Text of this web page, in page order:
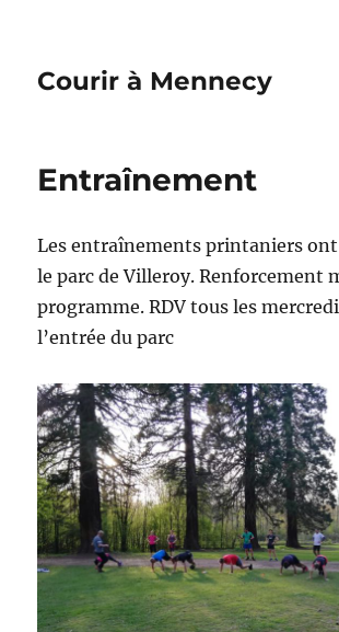
Courir à Mennecy
Entraînement
Les entraînements printaniers
le parc de Villeroy. Renforcement
programme. RDV tous les
l’entrée du parc